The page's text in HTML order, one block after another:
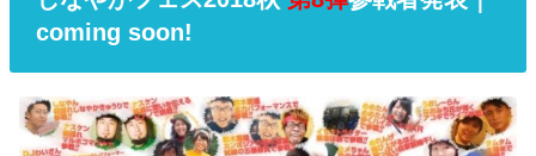
coming soon!